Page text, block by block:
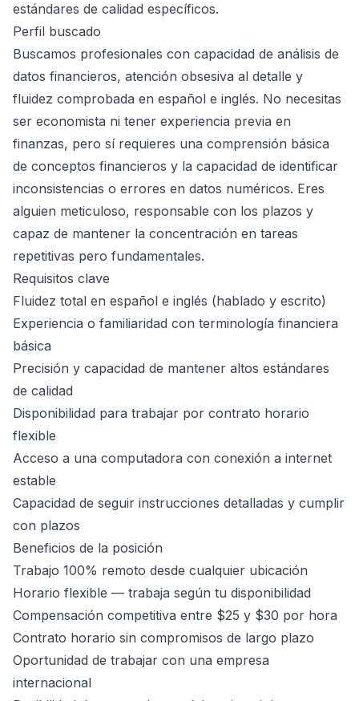
estándares de calidad específicos.
Perfil buscado
Buscamos profesionales con capacidad de análisis de
datos financieros, atención obsesiva al detalle y
fluidez comprobada en español e inglés. No necesitas
ser economista ni tener experiencia previa en
finanzas, pero sí requieres una comprensión básica
de conceptos financieros y la capacidad de identificar
inconsistencias o errores en datos numéricos. Eres
alguien meticuloso, responsable con los plazos y
capaz de mantener la concentración en tareas
repetitivas pero fundamentales.
Requisitos clave
Fluidez total en español e inglés (hablado y escrito)
Experiencia o familiaridad con terminología financiera
básica
Precisión y capacidad de mantener altos estándares
de calidad
Disponibilidad para trabajar por contrato horario
flexible
Acceso a una computadora con conexión a internet
estable
Capacidad de seguir instrucciones detalladas y cumplir
con plazos
Beneficios de la posición
Trabajo 100% remoto desde cualquier ubicación
Horario flexible — trabaja según tu disponibilidad
Compensación competitiva entre $25 y $30 por hora
Contrato horario sin compromisos de largo plazo
Oportunidad de trabajar con una empresa
internacional